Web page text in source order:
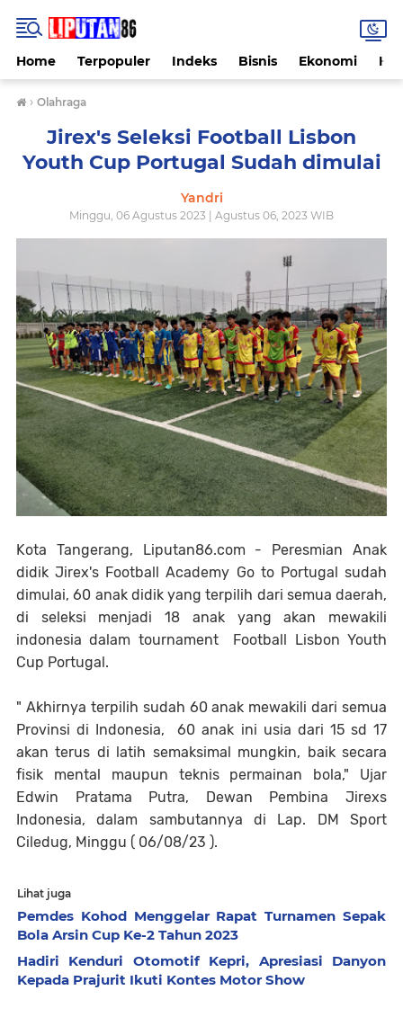
Home Terpopuler Indeks Bisnis Ekonomi
› Olahraga
Jirex's Seleksi Football Lisbon
Youth Cup Portugal Sudah dimulai
Yandri
Minggu, 06 Agustus 2023 | Agustus 06, 2023 WIB
Kota Tangerang, Liputan86.com - Peresmian Anak
didik Jirex's Football Academy Go to Portugal sudah
dimulai, 60 anak didik yang terpilih dari semua daerah,
di seleksi menjadi 18 anak yang akan mewakili
indonesia dalam tournament Football Lisbon Youth
Cup Portugal.
" Akhirnya terpilih sudah 60 anak mewakili dari semua
Provinsi di Indonesia, 60 anak ini usia dari 15 sd 17
akan terus di latih semaksimal mungkin, baik secara
fisik mental maupun teknis permainan bola," Ujar
Edwin Pratama Putra, Dewan Pembina Jirexs
Indonesia, dalam sambutannya di Lap. DM Sport
Ciledug, Minggu ( 06/08/23 ).
Lihat juga
Pemdes Kohod Menggelar Rapat Turnamen Sepak
Bola Arsin Cup Ke-2 Tahun 2023
Hadiri Kenduri Otomotif Kepri, Apresiasi Danyon
Kepada Prajurit Ikuti Kontes Motor Show